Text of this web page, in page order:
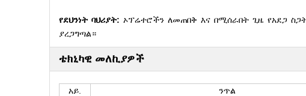
የደህንነት ባህሪያት: ኦፕሬተሮችን ለመጠበቅ እና በሚሰራበት ጊዜ የአደጋ
ያረጋግጣል።
ቴክኒካዊ መለኪያዎች
አይ. ንጥል